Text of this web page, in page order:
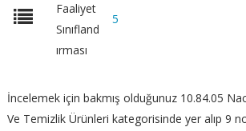
Faaliyet
Sınıfland
ırması
5
İncelemek için bakmış olduğunuz 10.84.05
Ve Temizlik Ürünleri kategorisinde yer alıp 9